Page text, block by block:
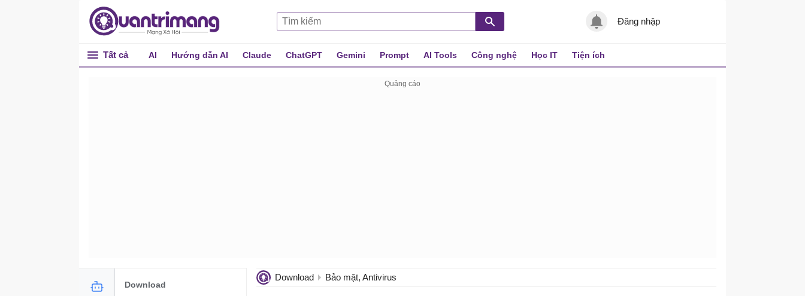
Đăng nhập
Tất cả AI Hướng dẫn AI Claude ChatGPT Gemini Prompt AI Tools Công nghệ Học IT Tiện ích
Download Bảo mật, Antivirus
Download